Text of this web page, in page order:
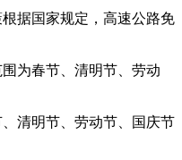
据国家规定，高速公路免
为春节、清明节、劳动
清明节、劳动节、国庆节